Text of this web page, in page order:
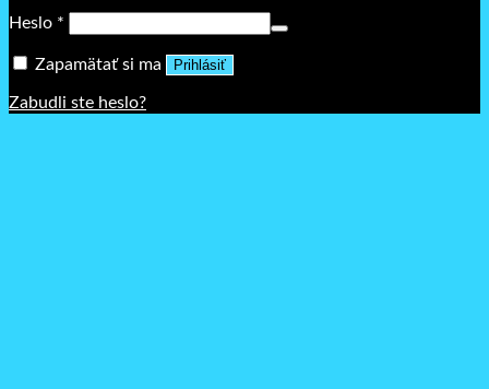
Heslo *
Zapamätať si ma Prihlásiť
Zabudli ste heslo?